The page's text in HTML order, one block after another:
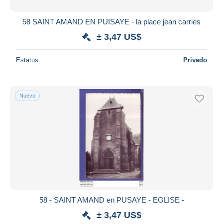
58 SAINT AMAND EN PUISAYE - la place jean carries
± 3,47 US$
Estatus Privado
Nuevo
58 - SAINT AMAND en PUSAYE - EGLISE -
± 3,47 US$